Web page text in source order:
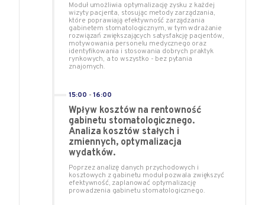
Moduł umożliwia optymalizację zysku z każdej
wizyty pacjenta, stosując metody zarządzania,
które poprawiają efektywność zarządzania
gabinetem stomatologicznym, w tym wdrażanie
rozwiązań zwiększających satysfakcję pacjentów,
motywowania personelu medycznego oraz
identyfikowania i stosowania dobrych praktyk
rynkowych, a to wszystko - bez pytania
znajomych.
15:00 -16:00
Wpływ kosztów na rentowność
gabinetu stomatologicznego.
Analiza kosztów stałych i
zmiennych, optymalizacja
wydatków.
Poprzez analizę danych przychodowych i
kosztowych z gabinetu moduł pozwala zwiększyć
efektywność, zaplanować optymalizację
prowadzenia gabinetu stomatologicznego.